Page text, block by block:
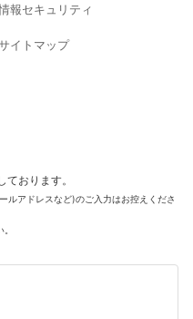
報セキュリティ
イトマップ
おります。
ルアドレスなど)のご入力はお控えくださ